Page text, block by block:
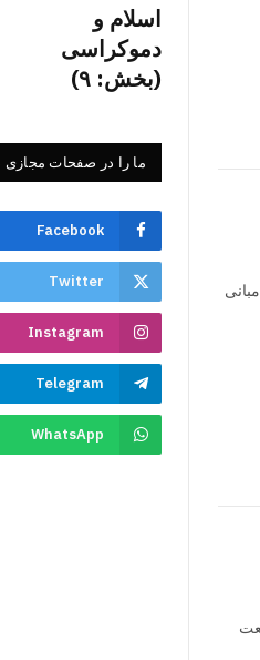
اسلام و
دموکراسی
(بخش: ۹)
ما را در صفحات مجازی
Facebook
Twitter
Instagram
Telegram
WhatsApp